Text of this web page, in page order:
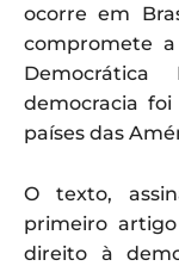
ocorre em
compromete
democracia
países das
O texto,
primeiro
direito à